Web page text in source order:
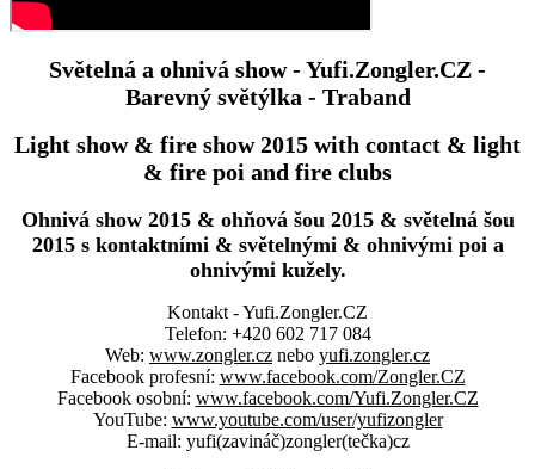
Světelná a ohnivá show - Yufi.Zongler.CZ -
Barevný světýlka - Traband
Light show & fire show 2015 with contact & light
& fire poi and fire clubs
Ohnivá show 2015 & ohňová šou 2015 & světelná šou
2015 s kontaktními & světelnými & ohnivými poi a
ohnivými kužely.
Kontakt - Yufi.Zongler.CZ
Telefon: +420 602 717 084
Web: www.zongler.cz nebo yufi.zongler.cz
Facebook profesní: www.facebook.com/Zongler.CZ
Facebook osobní: www.facebook.com/Yufi.Zongler.CZ
YouTube: www.youtube.com/user/yufizongler
E-mail: yufi(zavináč)zongler(tečka)cz